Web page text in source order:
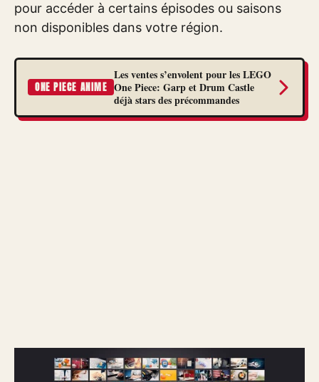
pour accéder à certains épisodes ou saisons
non disponibles dans votre région.
ONE PIECE ANIME
Les ventes s’envolent pour les LEGO
One Piece: Garp et Drum Castle
déjà stars des précommandes